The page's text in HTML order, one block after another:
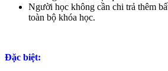
Người học không cần chi trả thêm
toàn bộ khóa học.
Đặc biệt: